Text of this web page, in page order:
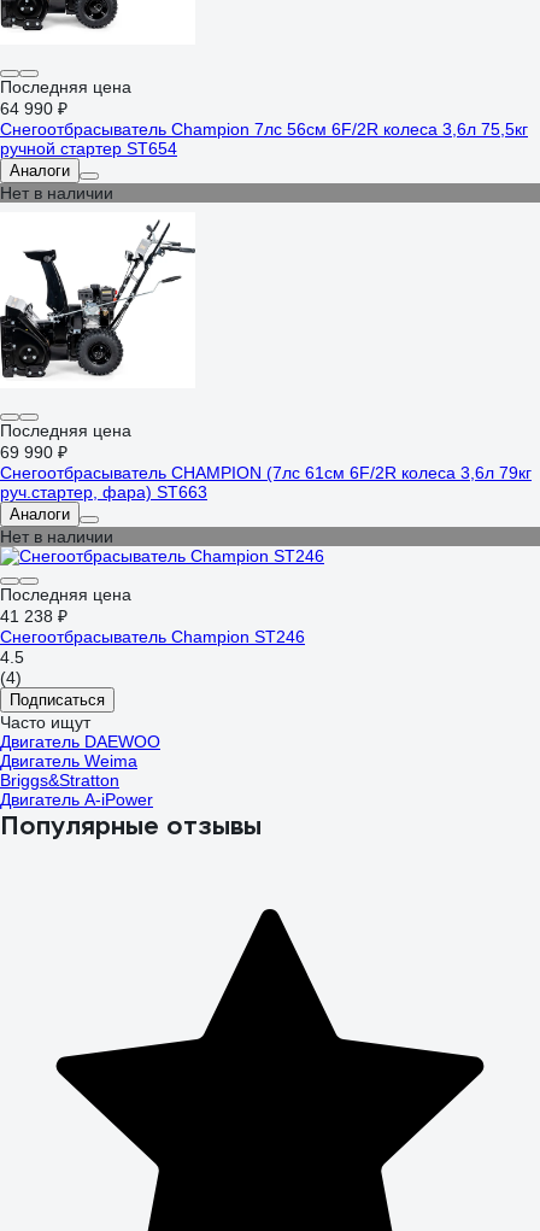
Последняя цена
64 990 ₽
Снегоотбрасыватель Champion 7лс 56см 6F/2R колеса 3,6л 75,5кг
ручной стартер ST654
Аналоги
Нет в наличии
Последняя цена
69 990 ₽
Снегоотбрасыватель CHAMPION (7лс 61см 6F/2R колеса 3,6л 79кг
руч.стартер, фара) ST663
Аналоги
Нет в наличии
Последняя цена
41 238 ₽
Снегоотбрасыватель Champion ST246
4.5
(4)
Подписаться
Часто ищут
Двигатель DAEWOO
Двигатель Weima
Briggs&Stratton
Двигатель A-iPower
Популярные отзывы